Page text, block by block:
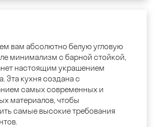
вам абсолютно белую угловую
минимализм с барной стойкой,
настоящим украшением
Эта кухня создана с
самых современных и
материалов, чтобы
самые высокие требования